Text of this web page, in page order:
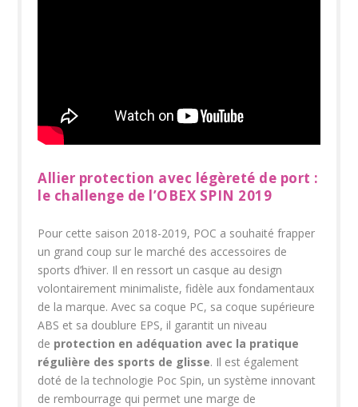
Allier protection avec légèreté de port :
le challenge de l’OBEX SPIN 2019
Pour cette saison 2018-2019, POC a souhaité frapper
un grand coup sur le marché des accessoires de
sports d’hiver. Il en ressort un casque au design
volontairement minimaliste, fidèle aux fondamentaux
de la marque. Avec sa coque PC, sa coque supérieure
ABS et sa doublure EPS, il garantit un niveau
de protection en adéquation avec la pratique
régulière des sports de glisse. Il est également
doté de la technologie Poc Spin, un système innovant
de rembourrage qui permet une marge de